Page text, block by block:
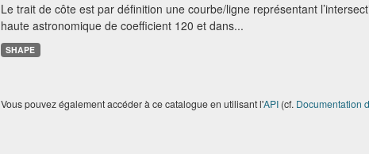
Le trait de côte est par définition une courbe/ligne représentant
haute astronomique de coefficient 120 et dans...
SHAPE
Vous pouvez également accéder à ce catalogue en utilisant l'API(cf. Documentation